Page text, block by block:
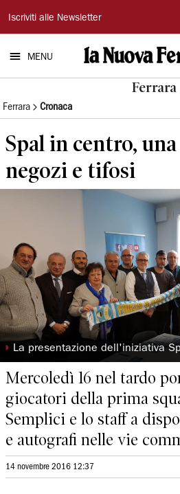
La
Nuova
Ferrara
Iscriviti alle Newsletter
MENU
Ferrara
Ferrara Cronaca
Spal in centro,
negozi e tifosi
◗ La presentazione dell'iniziativa
Mercoledì 16 nel tardo
giocatori della prima
Semplici e lo staff a
e autografi nelle vie
14 novembre 2016 12:37